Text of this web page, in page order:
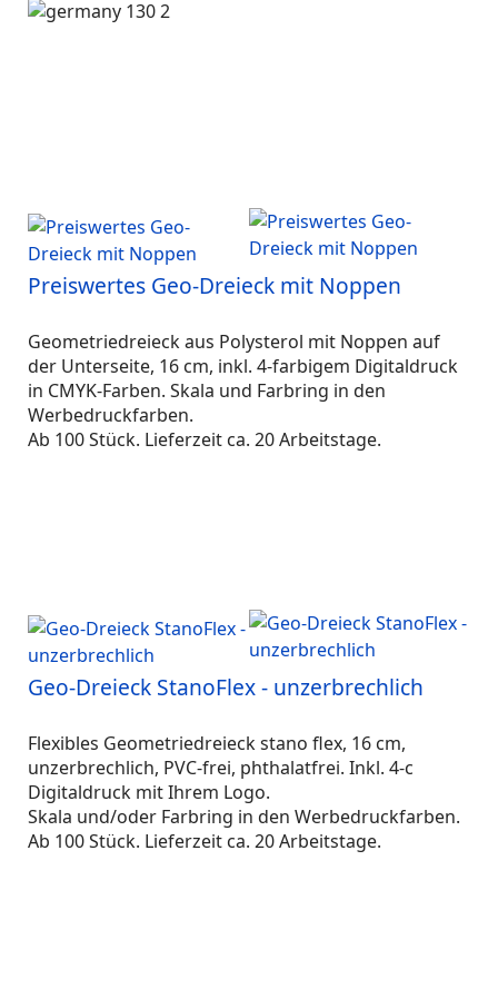
Preiswertes Geo-Dreieck mit Noppen
Geometriedreieck aus Polysterol mit Noppen auf
der Unterseite, 16 cm, inkl. 4-farbigem Digitaldruck
in CMYK-Farben. Skala und Farbring in den
Werbedruckfarben.
Ab 100 Stück. Lieferzeit ca. 20 Arbeitstage.
Geo-Dreieck StanoFlex - unzerbrechlich
Flexibles Geometriedreieck stano flex, 16 cm,
unzerbrechlich, PVC-frei, phthalatfrei. Inkl. 4-c
Digitaldruck mit Ihrem Logo.
Skala und/oder Farbring in den Werbedruckfarben.
Ab 100 Stück. Lieferzeit ca. 20 Arbeitstage.